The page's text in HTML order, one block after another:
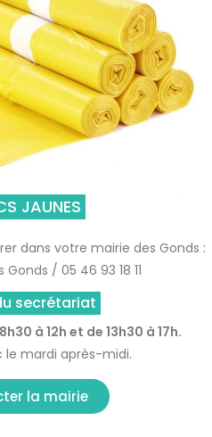
JAUNES
dans votre mairie des Gonds :
Gonds / 05 46 93 18 11
secrétariat
à 12h et de 13h30 à 17h.
le mardi après-midi.
la mairie